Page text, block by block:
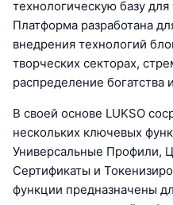
технологическую базу
Платформа разработана
внедрения технологий
творческих секторах,
распределение богатства
В своей основе LUKSO
нескольких ключевых
Универсальные Профили,
Сертификаты и
функции предназначены